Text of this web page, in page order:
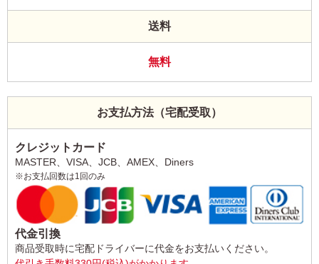
送料
無料
お支払方法（宅配受取）
クレジットカード
MASTER、VISA、JCB、AMEX、Diners
※お支払回数は1回のみ
代金引換
商品受取時に宅配ドライバーに代金をお支払いください。